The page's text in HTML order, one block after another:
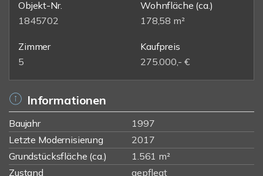
Objekt-Nr.
1845702
Wohnfläche (ca.)
178,58 m²
Zimmer
5
Kaufpreis
275.000,- €
Informationen
Baujahr
1997
Letzte Modernisierung
2017
Grundstücksfläche (ca.)
1.561 m²
Zustand
gepflegt